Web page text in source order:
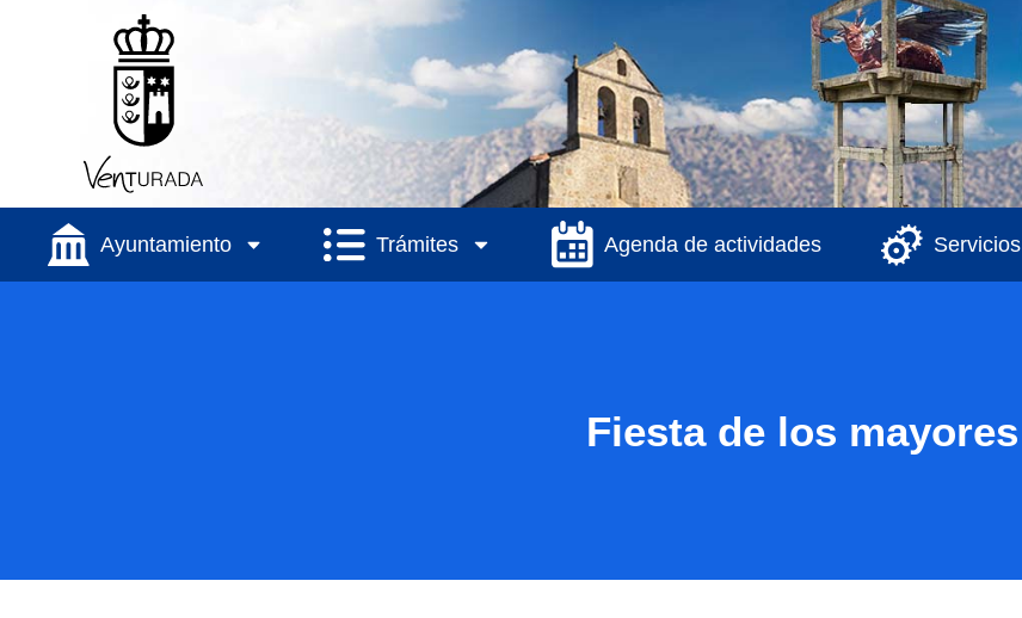
Ayuntamiento Trámites Agenda de actividades Servicios
Fiesta de los mayores